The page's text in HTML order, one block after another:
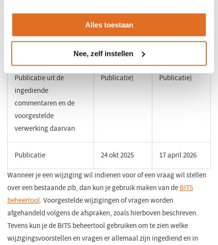
Alles toestaan
Nee, zelf instellen
Autorisatieraad, op
functioneel beheerder
informatie over de
Publicatie uit de
ingediende
commentaren en de
voorgestelde
verwerking daarvan
N.v.t. (want
pre-
Publicatie)
pre-
Publicatie)
Publicatie 24 okt 2025 17 april 2026
Wanneer je een wijziging wil indienen voor of een vraag wil stellen
over een bestaande zib, dan kun je gebruik maken van de BITS
beheertool(opent
in
een
nieuw
. Voorgestelde wijzigingen of vragen worden
afgehandeld volgens de afspraken, zoals hierboven beschreven.
Tevens kun je de BITS beheertool gebruiken om te zien welke
wijzigingsvoorstellen en vragen er allemaal zijn ingediend en in